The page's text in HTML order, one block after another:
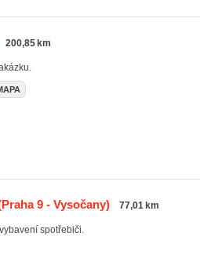
200,85 km
9 - Vysočany) 77,01 km
spotřebiči.